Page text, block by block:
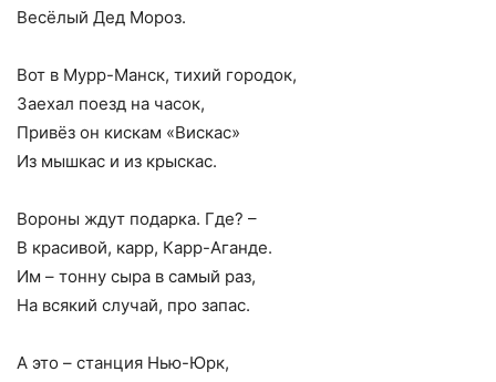
Весёлый Дед Мороз.
Вот в Мурр-Манск, тихий городок,
Заехал поезд на часок,
Привёз он кискам «Вискас»
Из мышкас и из крыскас.
Вороны ждут подарка. Где? –
В красивой, карр, Карр-Аганде.
Им – тонну сыра в самый раз,
На всякий случай, про запас.
А это – станция Нью-Юрк,